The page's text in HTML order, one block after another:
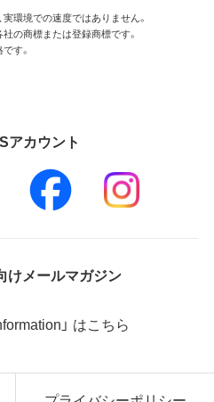
環境での速度ではありません。
の商標または登録商標です。
す。
アカウント
けメールマガジン
」 はこちら